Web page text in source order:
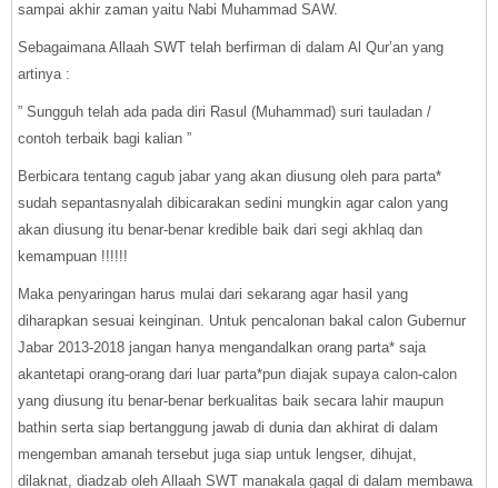
sampai akhir zaman yaitu Nabi Muhammad SAW.
Sebagaimana Allaah SWT telah berfirman di dalam Al Qur’an yang
artinya :
” Sungguh telah ada pada diri Rasul (Muhammad) suri tauladan /
contoh terbaik bagi kalian ”
Berbicara tentang cagub jabar yang akan diusung oleh para parta*
sudah sepantasnyalah dibicarakan sedini mungkin agar calon yang
akan diusung itu benar-benar kredible baik dari segi akhlaq dan
kemampuan !!!!!!
Maka penyaringan harus mulai dari sekarang agar hasil yang
diharapkan sesuai keinginan. Untuk pencalonan bakal calon Gubernur
Jabar 2013-2018 jangan hanya mengandalkan orang parta* saja
akantetapi orang-orang dari luar parta*pun diajak supaya calon-calon
yang diusung itu benar-benar berkualitas baik secara lahir maupun
bathin serta siap bertanggung jawab di dunia dan akhirat di dalam
mengemban amanah tersebut juga siap untuk lengser, dihujat,
dilaknat, diadzab oleh Allaah SWT manakala gagal di dalam membawa